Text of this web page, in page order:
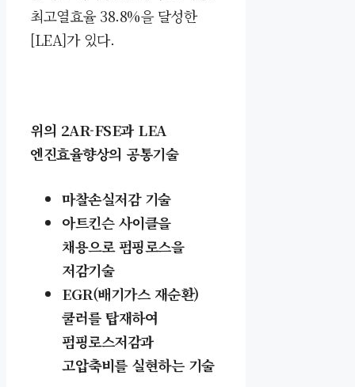
최고열효율 38.8%을 달성한
[LEA]가 있다.
위의 2AR-FSE과 LEA
엔진효율향상의 공통기술
마찰손실저감 기술
아트킨슨 사이클을
채용으로 펌핑로스을
저감기술
EGR(배기가스 재순환)
쿨러를 탑재하여
펌핑로스저감과
고압축비를 실현하는 기술